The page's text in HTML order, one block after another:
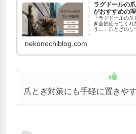
ラグドールの
がおすすめの
「ラグドールの
ぎ全然使ってく
う…」爪とぎのし
ね…！そんなとこ
リバリ（逃走）
nekonochiblog.com
爪とぎ対策にも手軽に置きやす